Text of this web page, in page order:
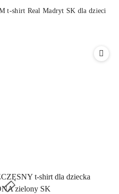
t-shirt Real Madryt SK dla dzieci